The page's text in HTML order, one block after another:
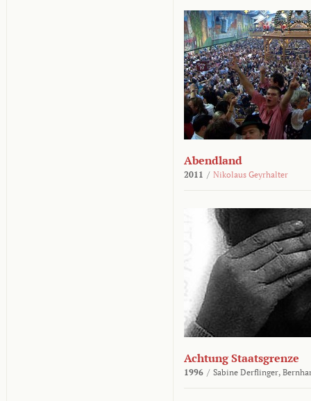
Abendland
2011 / Nikolaus Geyrhalter
Achtung Staatsgrenze
1996 / Sabine Derflinger,